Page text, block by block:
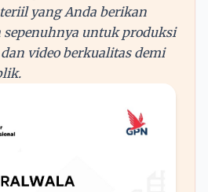
yang Anda berikan
untuk produksi
video berkualitas demi